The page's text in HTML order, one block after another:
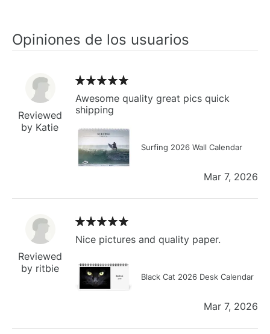
Opiniones de los usuarios
Reviewed
by Katie
Awesome quality great pics quick
shipping
Surfing 2026 Wall Calendar
Mar 7, 2026
Reviewed
by ritbie
Nice pictures and quality paper.
Black Cat 2026 Desk Calendar
Mar 7, 2026